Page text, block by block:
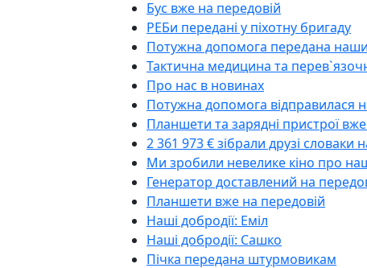
Бус вже на передовій
РЕБи передані у піхотну бригаду
Потужна допомога передана
Тактична медицина та
Про нас в новинах
Потужна допомога відправилася
Планшети та зарядні пристрої
2 361 973 € зібрали друзі словаки
Ми зробили невелике кіно про
Генератор доставлений на
Планшети вже на передовій
Наші добродії: Еміл
Наші добродії: Сашко
Пічка передана штурмовикам